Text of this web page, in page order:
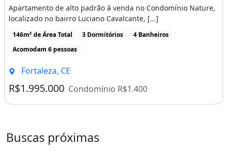
Apartamento de alto padrão à venda no Condomínio Nature,
localizado no bairro Luciano Cavalcante, [...]
146m² de Área Total 3 Dormitórios
4 Banheiros
Acomodam 6 pessoas
Fortaleza, CE
R$1.995.000 Condomínio R$1.400
Buscas próximas